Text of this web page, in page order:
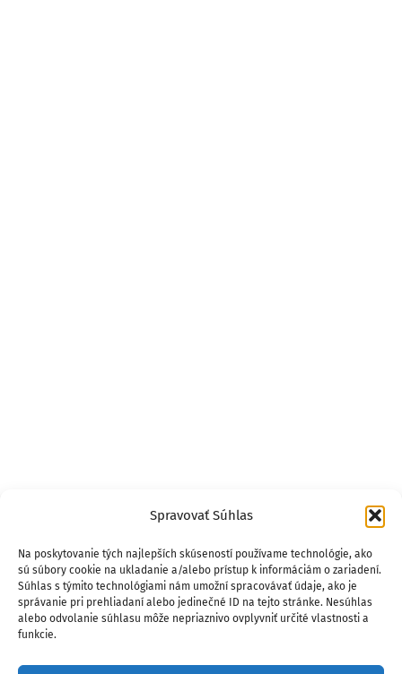
Spravovať Súhlas
Na poskytovanie tých najlepších skúseností používame technológie, ako
sú súbory cookie na ukladanie a/alebo prístup k informáciám o zariadení.
Súhlas s týmito technológiami nám umožní spracovávať údaje, ako je
správanie pri prehliadaní alebo jedinečné ID na tejto stránke. Nesúhlas
alebo odvolanie súhlasu môže nepriaznivo ovplyvniť určité vlastnosti a
funkcie.